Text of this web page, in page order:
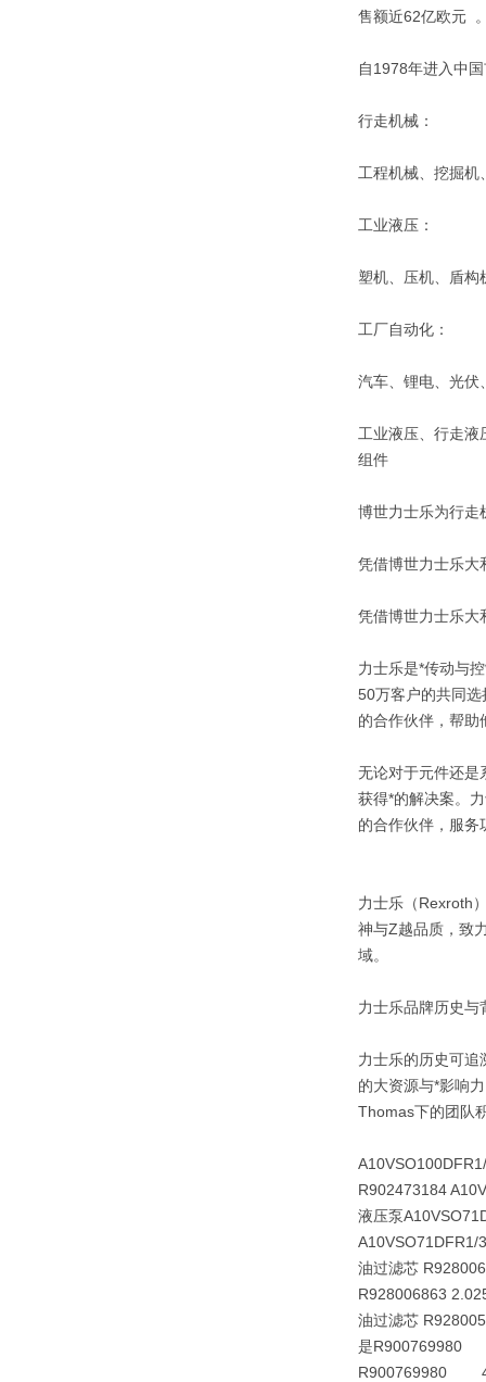
售额近62亿欧元
自1978年进入中
行走机械：
工程机械、挖掘机
工业液压：
塑机、压机、盾构
工厂自动化：
汽车、锂电、光伏
工业液压、行走液
组件
博世力士乐为行走
凭借博世力士乐大
凭借博世力士乐大
力士乐是*传动与
50万客户的共同
的合作伙伴，帮助
无论对于元件还是
获得*的解决案。
的合作伙伴，服务
力士乐（Rexroth
神与Z越品质，致
域。
力士乐品牌历史与
力士乐的历史可
的大资源与*影响
Thomas下的团队
R902473184
液压泵
A10VSO71DFR1/
油过滤芯
R928006863
油过滤芯
是R900769980
R900769980